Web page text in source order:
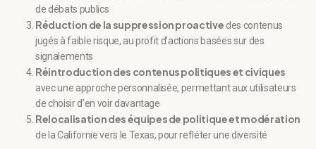
de débats publics
Réduction de la suppression proactive des contenus
jugés à faible risque, au profit d’actions basées sur des
signalements
Réintroduction des contenus politiques et civiques
avec une approche personnalisée, permettant aux utilisateurs
de choisir d’en voir davantage
Relocalisation des équipes de politique et modération
de la Californie vers le Texas, pour refléter une diversité